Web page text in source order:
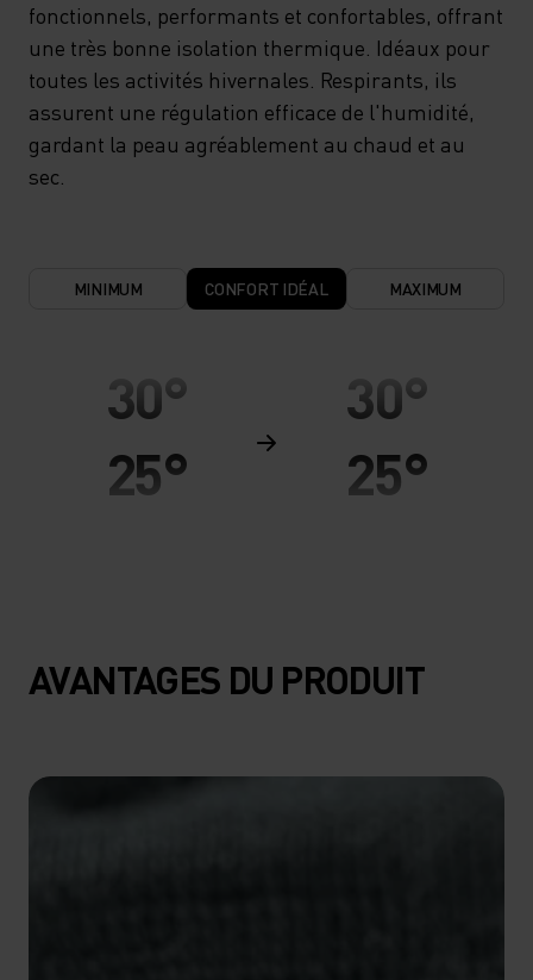
fonctionnels, performants et confortables, offrant
une très bonne isolation thermique. Idéaux pour
toutes les activités hivernales. Respirants, ils
assurent une régulation efficace de l'humidité,
gardant la peau agréablement au chaud et au
sec.
MINIMUM CONFORT IDÉAL MAXIMUM
30°
25°
10°
5°
30°
25°
10°
5°
AVANTAGES DU PRODUIT